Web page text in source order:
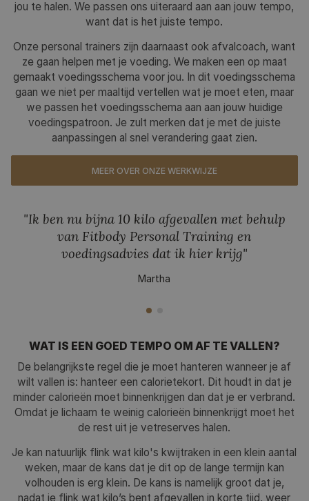
jou te halen. We passen ons uiteraard aan aan jouw tempo,
want dat is het juiste tempo.
Onze personal trainers zijn daarnaast ook afvalcoach, want
ze gaan helpen met je voeding. We maken een op maat
gemaakt voedingsschema voor jou. In dit voedingsschema
gaan we niet per maaltijd vertellen wat je moet eten, maar
we passen het voedingsschema aan aan jouw huidige
voedingspatroon. Je zult merken dat je met de juiste
aanpassingen al snel verandering gaat zien.
MEER OVER ONZE WERKWIJZE
"Ik ben nu bijna 10 kilo afgevallen met behulp
van Fitbody Personal Training en
voedingsadvies dat ik hier krijg"
Martha
WAT IS EEN GOED TEMPO OM AF TE VALLEN?
De belangrijkste regel die je moet hanteren wanneer je af
wilt vallen is: hanteer een calorietekort. Dit houdt in dat je
minder calorieën moet binnenkrijgen dan dat je er verbrand.
Omdat je lichaam te weinig calorieën binnenkrijgt moet het
de rest uit je vetreserves halen.
Je kan natuurlijk flink wat kilo's kwijtraken in een klein aantal
weken, maar de kans dat je dit op de lange termijn kan
volhouden is erg klein. De kans is namelijk groot dat je,
nadat je flink wat kilo’s bent afgevallen in korte tijd, weer